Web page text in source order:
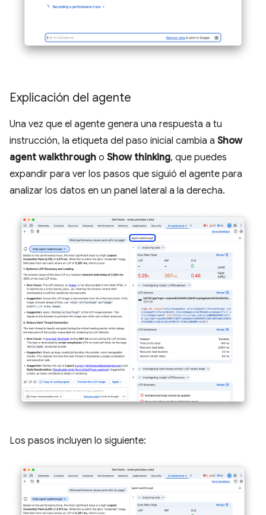
Explicación del agente
Una vez que el agente genera una respuesta a tu
instrucción, la etiqueta del paso inicial cambia a Show
agent walkthrough o Show thinking, que puedes
expandir para ver los pasos que siguió el agente para
analizar los datos en un panel lateral a la derecha.
Los pasos incluyen lo siguiente: